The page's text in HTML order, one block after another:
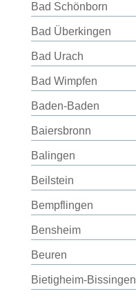
Bad Schönborn
Bad Überkingen
Bad Urach
Bad Wimpfen
Baden-Baden
Baiersbronn
Balingen
Beilstein
Bempflingen
Bensheim
Beuren
Bietigheim-Bissingen